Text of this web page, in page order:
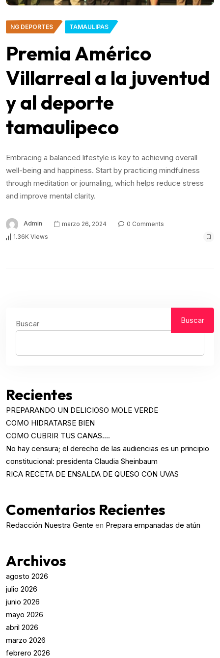
NG DEPORTES TAMAULIPAS
Premia Américo
Villarreal a la juventud
y al deporte
tamaulipeco
Embracing a balanced lifestyle is key to achieving overall
well-being and happiness. Start by practicing mindfulness
through meditation or journaling, which helps reduce stress
and improve mental clarity.
Admin marzo 26, 2024
0 Comments
1.36K Views
Buscar Buscar
Recientes
PREPARANDO UN DELICIOSO MOLE VERDE
COMO HIDRATARSE BIEN
COMO CUBRIR TUS CANAS….
No hay censura; el derecho de las audiencias es un principio
constitucional: presidenta Claudia Sheinbaum
RICA RECETA DE ENSALDA DE QUESO CON UVAS
Comentarios Recientes
Redacción Nuestra Gente en Prepara empanadas de atún
Archivos
agosto 2026
julio 2026
junio 2026
mayo 2026
abril 2026
marzo 2026
febrero 2026